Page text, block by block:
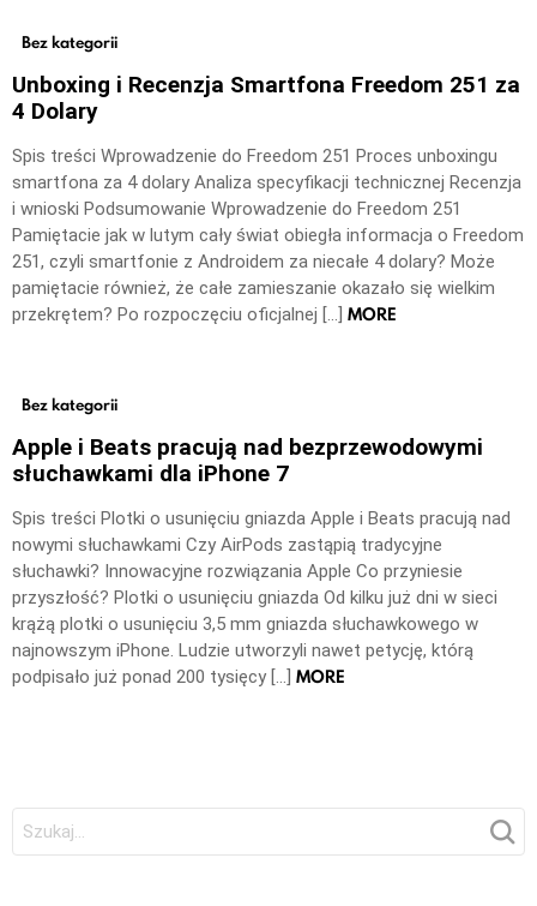
Bez kategorii
Unboxing i Recenzja Smartfona Freedom 251 za
4 Dolary
Spis treści Wprowadzenie do Freedom 251 Proces unboxingu
smartfona za 4 dolary Analiza specyfikacji technicznej Recenzja
i wnioski Podsumowanie Wprowadzenie do Freedom 251
Pamiętacie jak w lutym cały świat obiegła informacja o Freedom
251, czyli smartfonie z Androidem za niecałe 4 dolary? Może
pamiętacie również, że całe zamieszanie okazało się wielkim
przekrętem? Po rozpoczęciu oficjalnej […] MORE
Bez kategorii
Apple i Beats pracują nad bezprzewodowymi
słuchawkami dla iPhone 7
Spis treści Plotki o usunięciu gniazda Apple i Beats pracują nad
nowymi słuchawkami Czy AirPods zastąpią tradycyjne
słuchawki? Innowacyjne rozwiązania Apple Co przyniesie
przyszłość? Plotki o usunięciu gniazda Od kilku już dni w sieci
krążą plotki o usunięciu 3,5 mm gniazda słuchawkowego w
najnowszym iPhone. Ludzie utworzyli nawet petycję, którą
podpisało już ponad 200 tysięcy […] MORE
Szukaj: